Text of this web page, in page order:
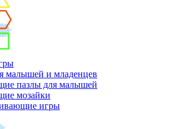
малышей и младенцев
пазлы для малышей
мозайки
игры